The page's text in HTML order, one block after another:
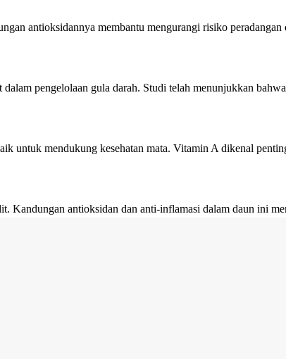
antioksidannya membantu mengurangi risiko
pengelolaan gula darah. Studi telah menunjukkan
untuk mendukung kesehatan mata. Vitamin A dikenal
Kandungan antioksidan dan anti-inflamasi dalam daun ini